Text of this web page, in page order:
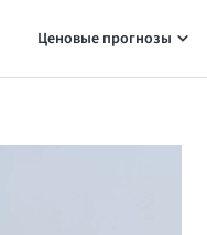
Ценовые прогнозы